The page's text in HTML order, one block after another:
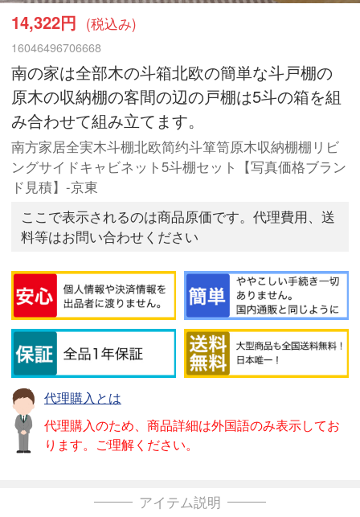
14,322円 (税込み)
16046496706668
南の家は全部木の斗箱北欧の簡単な斗戸棚の
原木の収納棚の客間の辺の戸棚は5斗の箱を組
み合わせて組み立てます。
南方家居全実木斗棚北欧简约斗箪笥原木収納棚棚リビ
ングサイドキャビネット5斗棚セット【写真価格ブラン
ド見積】-京東
ここで表示されるのは商品原価です。代理費用、送
料等はお問い合わせください
代理購入とは
代理購入のため、商品詳細は外国語のみ表示してお
ります。ご理解ください。
アイテム説明